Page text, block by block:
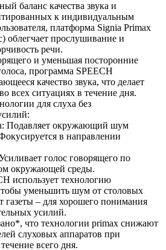
баланс качества звука и
к индивидуальным
платформа Signia Primax
облегчает прослушивание и
речи.
и уменьшая посторонние
программа SPEECH
качество звука, что делает
всех ситуациях в течение дня.
для слуха без
Подавляет окружающий шум
в направлении
голос говорящего по
окружающей среды.
использует технологию
уменьшить шум от столовых
газеты – для хорошего понимания
усилий.
что технологии primax снижают
слуховых аппаратов при
всего дня.